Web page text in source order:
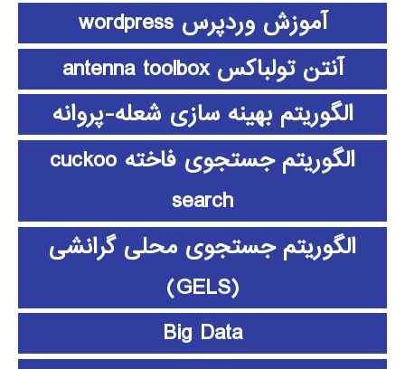
آموزش وردپرس wordpress
آنتن تولباکس antenna toolbox
الگوریتم بهینه سازی شعله-پروانه
الگوریتم جستجوی فاخته cuckoo
search
الگوریتم جستجوی محلی گرانشی
(GELS)
Big Data